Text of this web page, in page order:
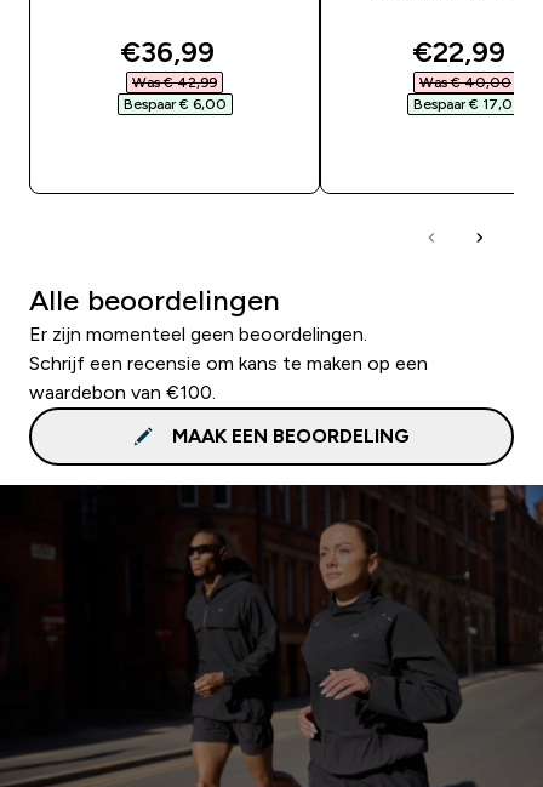
discounted price
€36,99‎
Was € 42,99‎
Bespaar € 6,00‎
€22,99‎
Was € 40,00‎
Bespaar € 17,01‎
Alle beoordelingen
Er zijn momenteel geen beoordelingen.
Schrijf een recensie om kans te maken op een
waardebon van €100.
MAAK EEN BEOORDELING